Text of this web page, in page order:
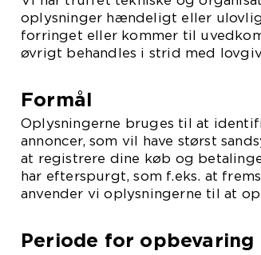
oplysninger hændeligt eller
forringet eller kommer til
øvrigt behandles i strid med
Formål
Oplysningerne bruges til at
annoncer, som vil have størst
at registrere dine køb og
har efterspurgt, som f.eks. at
anvender vi oplysningerne til at
Periode for opbevaring